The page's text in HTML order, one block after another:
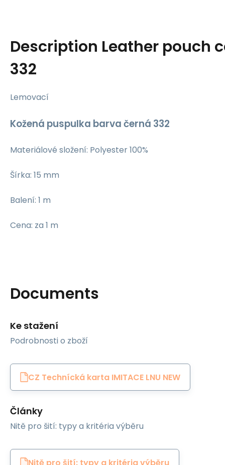
Description Leather pouch
332
Lemovací
Kožená puspulka barva černá 332
Materiálové složení: Polyester 100%
Šírka: 15 mm
Balení: 1 m
Cena: za 1 m
Documents
Ke stažení
Podrobnosti o zboží
CZ Technícká karta IMITACE LNU NEW
Články
Nitě pro šití: typy a kritéria výběru